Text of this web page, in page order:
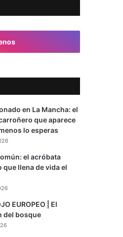
en La Mancha: el
que aparece
lo esperas
el acróbata
llena de vida el
EUROPEO | El
del bosque